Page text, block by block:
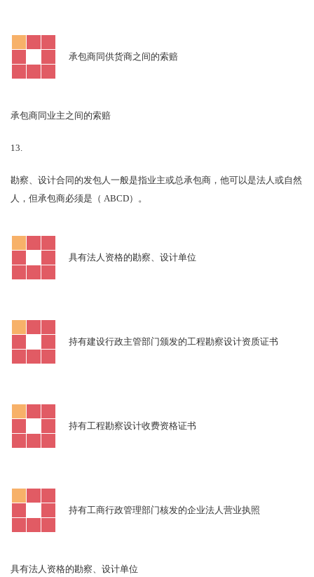
承包商同供货商之间的索赔
承包商同业主之间的索赔
13.
勘察、设计合同的发包人一般是指业主或总承包商，他可以是法人或自然
人，但承包商必须是（ ABCD）。
具有法人资格的勘察、设计单位
持有建设行政主管部门颁发的工程勘察设计资质证书
持有工程勘察设计收费资格证书
持有工商行政管理部门核发的企业法人营业执照
具有法人资格的勘察、设计单位